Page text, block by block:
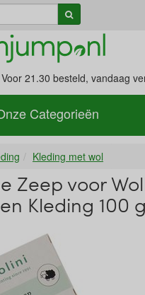
Voor 21.30 besteld, vandaag
Categorieën
Kleding met wol
Zeep voor
Kleding 100